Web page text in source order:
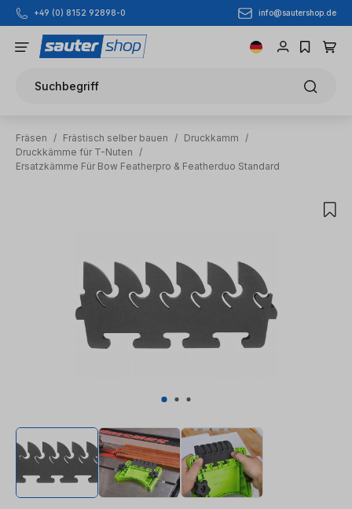
Zum Hauptinhalt springen
+49 (0) 8152 92898-0 info@sautershop.de
Suchbegriff
Fräsen / Frästisch selber bauen / Druckkamm
/
Druckkämme für T-Nuten
/
Ersatzkämme Für Bow Featherpro & Featherduo Standard